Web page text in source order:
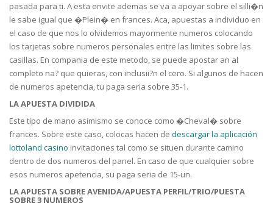
pasada para ti. A esta envite ademas se va a apoyar sobre el silli�n
le sabe igual que �Plein� en frances. Aca, apuestas a individuo en
el caso de que nos lo olvidemos mayormente numeros colocando
los tarjetas sobre numeros personales entre las limites sobre las
casillas. En compania de este metodo, se puede apostar an al
completo na? que quieras, con inclusii?n el cero. Si algunos de hacen
de numeros apetencia, tu paga seria sobre 35-1.
LA APUESTA DIVIDIDA
Este tipo de mano asimismo se conoce como �Cheval� sobre
frances. Sobre este caso, colocas hacen de descargar la aplicación
lottoland casino invitaciones tal como se situen durante camino
dentro de dos numeros del panel. En caso de que cualquier sobre
esos numeros apetencia, su paga seria de 15-un.
LA APUESTA SOBRE AVENIDA/APUESTA PERFIL/TRIO/PUESTA
SOBRE 3 NUMEROS